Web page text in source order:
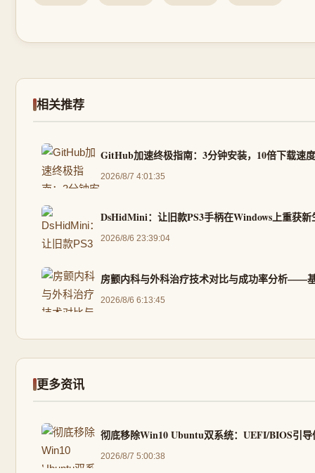
相关推荐
GitHub加速终极指南：3分钟安装，10倍下载速
2026/8/7 4:01:35
DsHidMini：让旧款PS3手柄在Windows上重获
2026/8/6 23:39:04
房颤内科与外科治疗技术对比与成功率分析——
2026/8/6 6:13:45
更多资讯
彻底移除Win10 Ubuntu双系统：UEFI/BIOS引
2026/8/7 5:00:38